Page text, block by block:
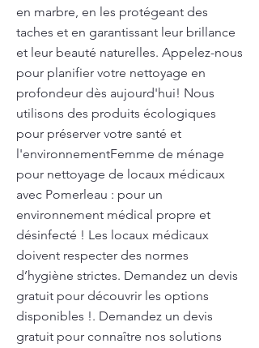
en marbre, en les protégeant des
taches et en garantissant leur brillance
et leur beauté naturelles. Appelez-nous
pour planifier votre nettoyage en
profondeur dès aujourd'hui! Nous
utilisons des produits écologiques
pour préserver votre santé et
l'environnementFemme de ménage
pour nettoyage de locaux médicaux
avec Pomerleau : pour un
environnement médical propre et
désinfecté ! Les locaux médicaux
doivent respecter des normes
d’hygiène strictes. Demandez un devis
gratuit pour découvrir les options
disponibles !. Demandez un devis
gratuit pour connaître nos solutions